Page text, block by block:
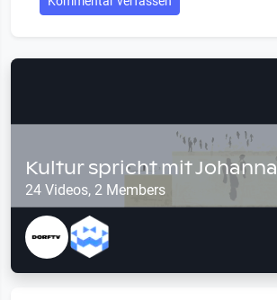
Kultur spricht mit Johanna
24 Videos, 2 Members